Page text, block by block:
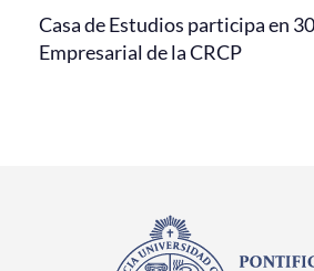
Casa de Estudios participa en
Empresarial de la CRCP